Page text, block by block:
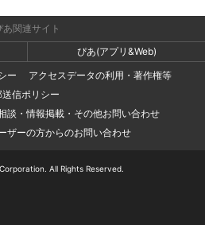
あ関連サイト
ぴあ(アプリ&Web)
ー
アクセスデータの利用・著作権等
送信ポリシー
談・情報掲載・その他お問い合わせ
ザーの方からのお問い合わせ
All Rights Reserved.